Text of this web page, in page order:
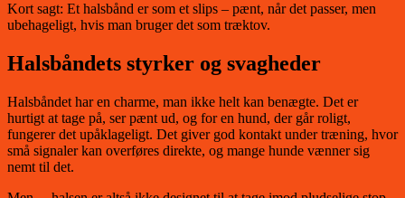
Kort sagt: Et halsbånd er som et slips – pænt, når det passer, men
ubehageligt, hvis man bruger det som træktov.
Halsbåndets styrker og svagheder
Halsbåndet har en charme, man ikke helt kan benægte. Det er
hurtigt at tage på, ser pænt ud, og for en hund, der går roligt,
fungerer det upåklageligt. Det giver god kontakt under træning, hvor
små signaler kan overføres direkte, og mange hunde vænner sig
nemt til det.